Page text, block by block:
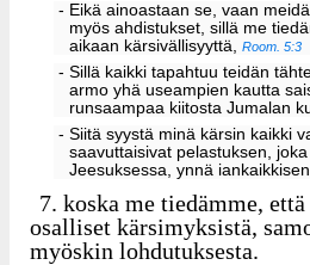
- Eikä ainoastaan se, vaan
myös ahdistukset, sillä me
aikaan kärsivällisyyttä,Room. 5:3
- Sillä kaikki tapahtuu teidän
armo yhä useampien kautta
runsaampaa kiitosta Jumalan
- Siitä syystä minä kärsin kaikki
saavuttaisivat pelastuksen,
Jeesuksessa, ynnä
7. koska me tiedämme,
osalliset kärsimyksistä,
myöskin lohdutuksesta.